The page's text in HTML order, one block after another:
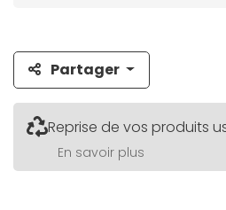
Partager
Reprise de vos produits
En savoir plus